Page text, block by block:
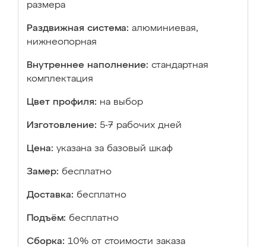
размера
Раздвижная система: алюминиевая,
нижнеопорная
Внутреннее наполнение: стандартная
комплектация
Цвет профиля: на выбор
Изготовление: 5-7 рабочих дней
Цена: указана за базовый шкаф
Замер: бесплатно
Доставка: бесплатно
Подъём: бесплатно
Сборка: 10% от стоимости заказа